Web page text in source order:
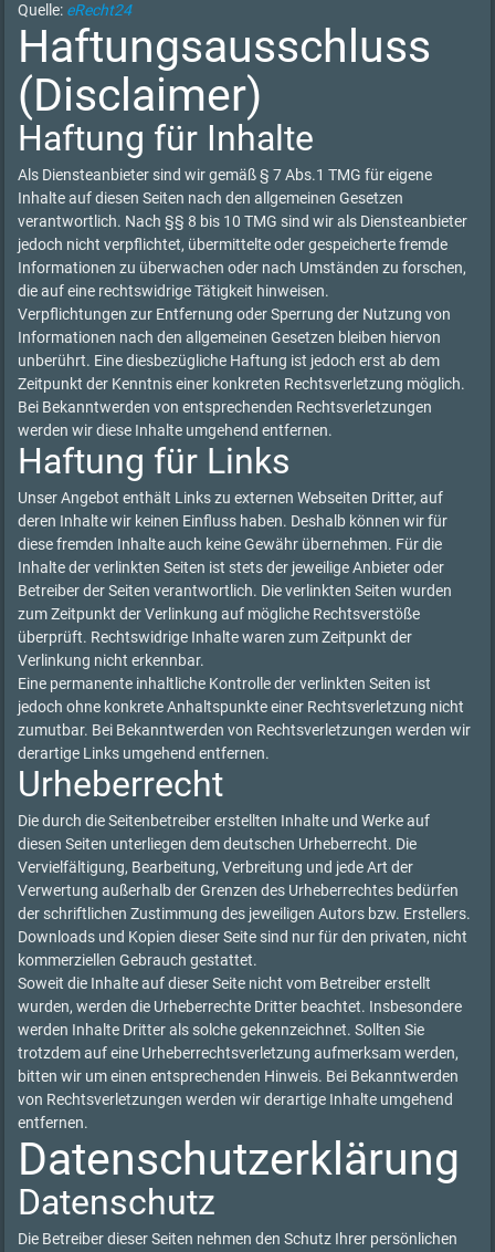
Quelle: eRecht24
Haftungsausschluss
(Disclaimer)
Haftung für Inhalte
Als Diensteanbieter sind wir gemäß § 7 Abs.1 TMG für eigene
Inhalte auf diesen Seiten nach den allgemeinen Gesetzen
verantwortlich. Nach §§ 8 bis 10 TMG sind wir als Diensteanbieter
jedoch nicht verpflichtet, übermittelte oder gespeicherte fremde
Informationen zu überwachen oder nach Umständen zu forschen,
die auf eine rechtswidrige Tätigkeit hinweisen.
Verpflichtungen zur Entfernung oder Sperrung der Nutzung von
Informationen nach den allgemeinen Gesetzen bleiben hiervon
unberührt. Eine diesbezügliche Haftung ist jedoch erst ab dem
Zeitpunkt der Kenntnis einer konkreten Rechtsverletzung möglich.
Bei Bekanntwerden von entsprechenden Rechtsverletzungen
werden wir diese Inhalte umgehend entfernen.
Haftung für Links
Unser Angebot enthält Links zu externen Webseiten Dritter, auf
deren Inhalte wir keinen Einfluss haben. Deshalb können wir für
diese fremden Inhalte auch keine Gewähr übernehmen. Für die
Inhalte der verlinkten Seiten ist stets der jeweilige Anbieter oder
Betreiber der Seiten verantwortlich. Die verlinkten Seiten wurden
zum Zeitpunkt der Verlinkung auf mögliche Rechtsverstöße
überprüft. Rechtswidrige Inhalte waren zum Zeitpunkt der
Verlinkung nicht erkennbar.
Eine permanente inhaltliche Kontrolle der verlinkten Seiten ist
jedoch ohne konkrete Anhaltspunkte einer Rechtsverletzung nicht
zumutbar. Bei Bekanntwerden von Rechtsverletzungen werden wir
derartige Links umgehend entfernen.
Urheberrecht
Die durch die Seitenbetreiber erstellten Inhalte und Werke auf
diesen Seiten unterliegen dem deutschen Urheberrecht. Die
Vervielfältigung, Bearbeitung, Verbreitung und jede Art der
Verwertung außerhalb der Grenzen des Urheberrechtes bedürfen
der schriftlichen Zustimmung des jeweiligen Autors bzw. Erstellers.
Downloads und Kopien dieser Seite sind nur für den privaten, nicht
kommerziellen Gebrauch gestattet.
Soweit die Inhalte auf dieser Seite nicht vom Betreiber erstellt
wurden, werden die Urheberrechte Dritter beachtet. Insbesondere
werden Inhalte Dritter als solche gekennzeichnet. Sollten Sie
trotzdem auf eine Urheberrechtsverletzung aufmerksam werden,
bitten wir um einen entsprechenden Hinweis. Bei Bekanntwerden
von Rechtsverletzungen werden wir derartige Inhalte umgehend
entfernen.
Datenschutzerklärung
Datenschutz
Die Betreiber dieser Seiten nehmen den Schutz Ihrer persönlichen